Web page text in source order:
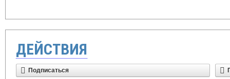
ДЕЙСТВИЯ
Подписаться